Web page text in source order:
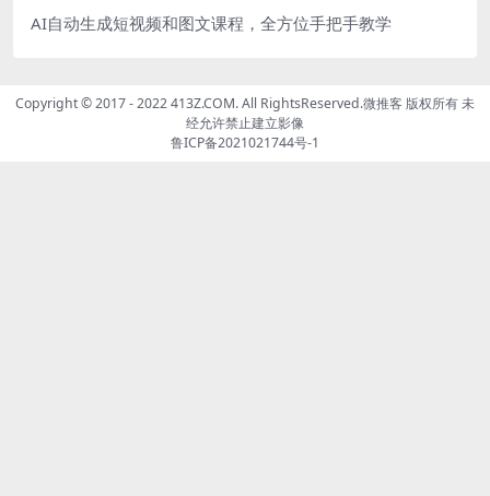
AI自动生成短视频和图文课程，全方位手把手教学
Copyright © 2017 - 2022 413Z.COM. All RightsReserved.微推客 版权所有 未
经允许禁止建立影像
鲁ICP备2021021744号-1